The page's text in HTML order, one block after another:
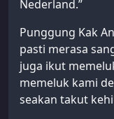
Nederland.”
Punggung Kak
pasti merasa
juga ikut
memeluk kami
seakan takut